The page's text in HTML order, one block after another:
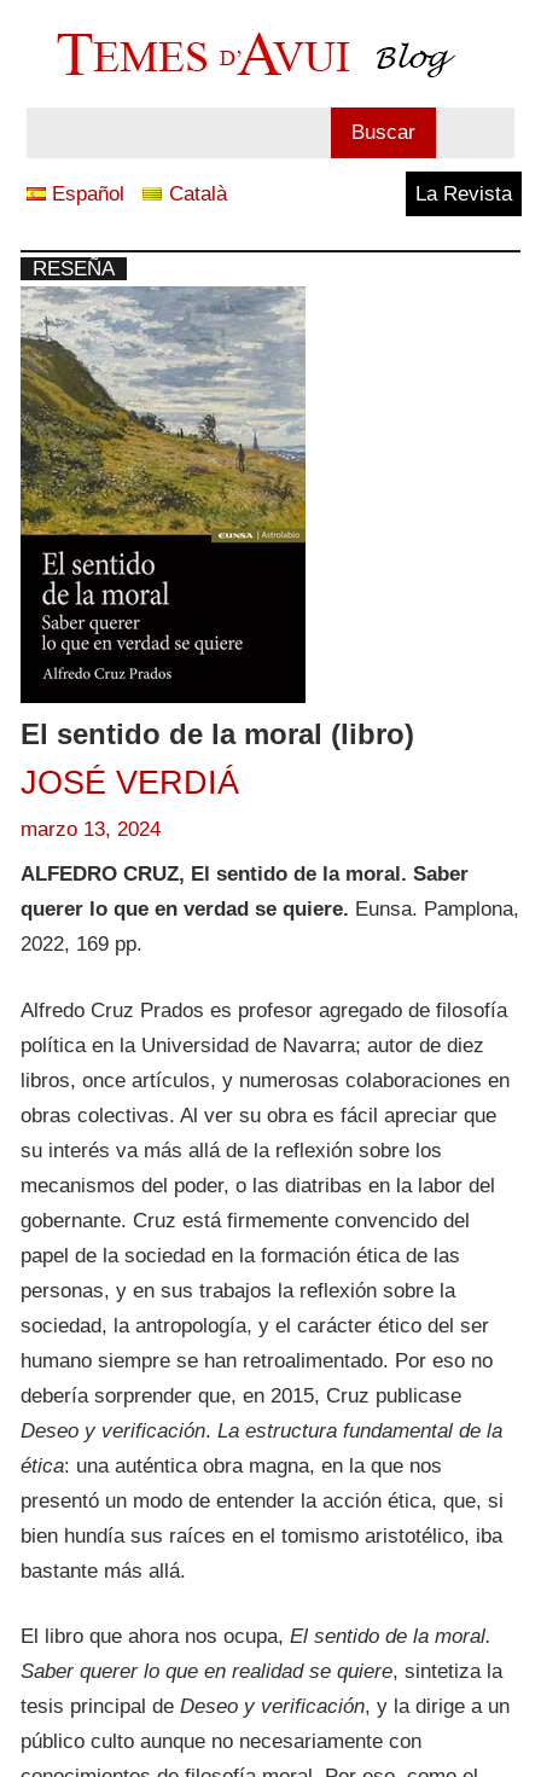
Temes
Buscar
Español Català La Revista
RESEÑA
El sentido de la moral (libro)
JOSÉ VERDIÁ
marzo 13, 2024
ALFEDRO CRUZ, El sentido de la moral. Saber
querer lo que en verdad se quiere. Eunsa. Pamplona,
2022, 169 pp.
Alfredo Cruz Prados es profesor agregado de filosofía
política en la Universidad de Navarra; autor de diez
libros, once artículos, y numerosas colaboraciones en
obras colectivas. Al ver su obra es fácil apreciar que
su interés va más allá de la reflexión sobre los
mecanismos del poder, o las diatribas en la labor del
gobernante. Cruz está firmemente convencido del
papel de la sociedad en ­la formación ética de las
personas, y en sus trabajos la reflexión sobre la
sociedad, la antropología, y el carácter ético del ser
humano siempre se han retroalimentado. Por eso no
debería sorprender que, en 2015, Cruz publicase
Deseo y verificación. La estructura fundamental de la
ética: una auténtica obra magna, en la que nos
presentó un modo de entender la acción ética, que, si
bien hundía sus raíces en el tomismo aristotélico, iba
bastante más allá.
El libro que ahora nos ocupa, El sentido de la moral.
Saber querer lo que en realidad se quiere, sintetiza la
tesis principal de Deseo y verificación, y la dirige a un
público culto aunque no necesariamente con